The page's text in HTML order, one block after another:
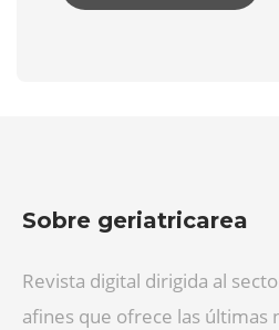
Sobre geriatricarea
Revista digital dirigida al
afines que ofrece las últimas